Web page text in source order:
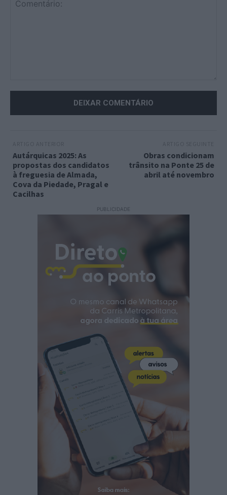
Autárquicas 2025: As
propostas dos candidatos
à freguesia de Almada,
Cova da Piedade, Pragal e
Cacilhas
Obras condicionam
trânsito na Ponte 25 de
abril até novembro
PUBLICIDADE